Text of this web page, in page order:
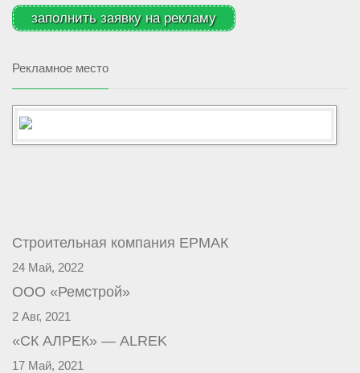
заполнить заявку на рекламу
Рекламное место
Строительная компания ЕРМАК
24 Май, 2022
ООО «Ремстрой»
2 Авг, 2021
«СК АЛРЕК» — ALREK
17 Май, 2021